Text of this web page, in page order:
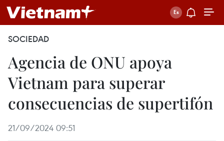
SOCIEDAD
Agencia de ONU apoya
Vietnam para superar
consecuencias de supertifón
21/09/2024 09:51